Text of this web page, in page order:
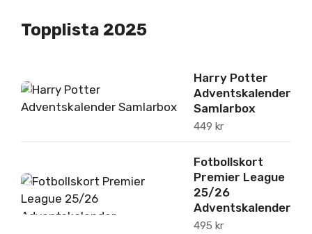
Topplista 2025
1
Harry Potter
Adventskalender
Samlarbox
449 kr
2
Fotbollskort
Premier League
25/26
Adventskalender
495 kr